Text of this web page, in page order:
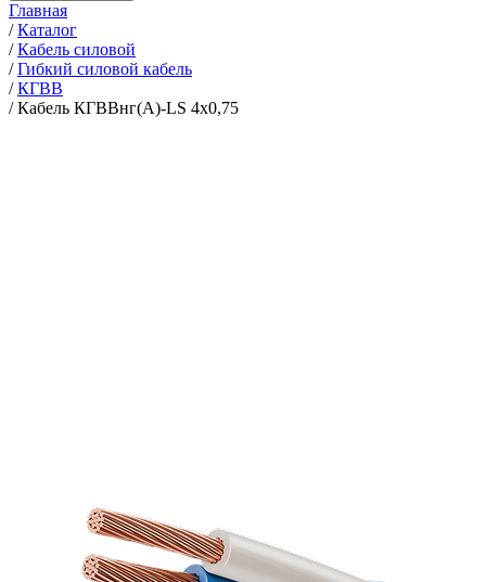
Главная
/Каталог
/Кабель силовой
/Гибкий силовой кабель
/КГВВ
/Кабель КГВВнг(А)-LS 4х0,75